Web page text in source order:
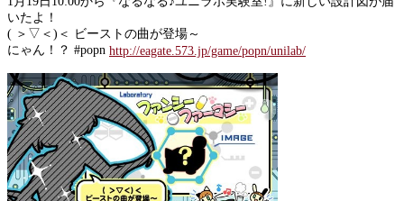
いたよ！
( ＞▽＜)＜ ビーストの曲が登場～
にゃん！？ #popn http://eagate.573.jp/game/popn/unilab/